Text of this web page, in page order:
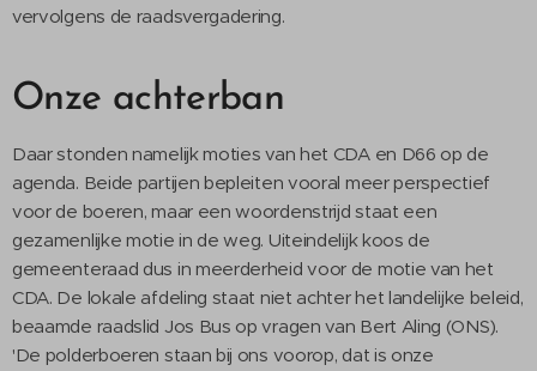
vervolgens de raadsvergadering.
Onze achterban
Daar stonden namelijk moties van het CDA en D66 op de
agenda. Beide partijen bepleiten vooral meer perspectief
voor de boeren, maar een woordenstrijd staat een
gezamenlijke motie in de weg. Uiteindelijk koos de
gemeenteraad dus in meerderheid voor de motie van het
CDA. De lokale afdeling staat niet achter het landelijke beleid,
beaamde raadslid Jos Bus op vragen van Bert Aling (ONS).
'De polderboeren staan bij ons voorop, dat is onze